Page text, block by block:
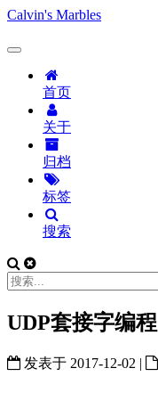
Calvin's Marbles
首页
关于
归档
标签
搜索
UDP套接字编程
发表于 2017-12-02 |